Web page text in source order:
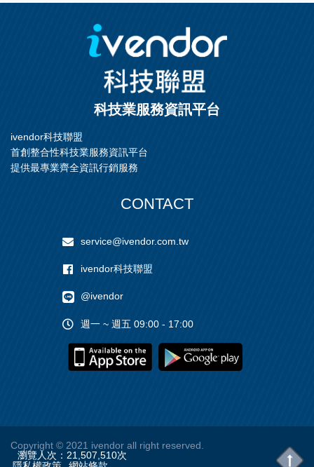
科技業服務資訊平台
ivendor科技聯盟
首創整合性科技業服務資訊平台
提供最專業齊全資訊行銷服務
CONTACT
service@ivendor.com.tw
ivendor科技聯盟
@ivendor
週一 ~ 週五 09:00 - 17:00
Copyright © 2021 ivendor all right reserved.
瀏覽人次： 21,507,510次